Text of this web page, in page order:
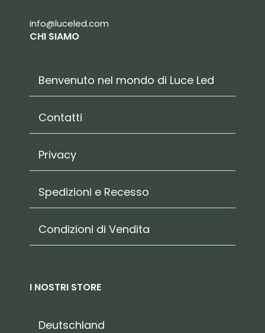
info@luceled.com
CHI SIAMO
Benvenuto nel mondo di Luce Led
Contatti
Privacy
Spedizioni e Recesso
Condizioni di Vendita
I NOSTRI STORE
Deutschland